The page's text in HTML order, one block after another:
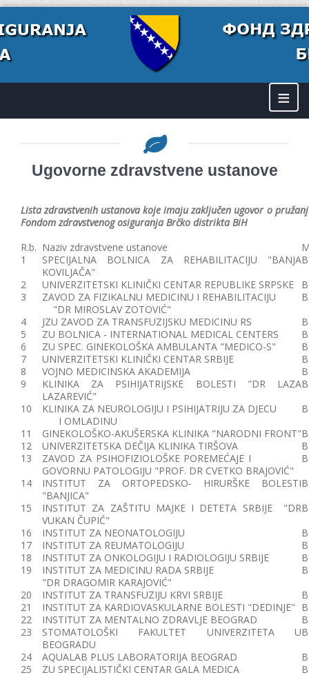
≡
Ugovorne zdravstvene ustanove
Lista zdravstvenih ustanova koje imaju zaključen ugovor o
Fondom zdravstvenog osiguranja Brčko distrikta BiH
R.b. Naziv zdravstvene ustanove
1
SPECIJALNA BOLNICA ZA REHABILITACIJU "BANJA
KOVILJAČA"
2
UNIVERZITETSKI KLINIČKI CENTAR REPUBLIKE SRPSKE
3
ZAVOD ZA FIZIKALNU MEDICINU I REHABILITACIJU
"DR MIROSLAV ZOTOVIĆ"
4
JZU ZAVOD ZA TRANSFUZIJSKU MEDICINU RS
5
ZU BOLNICA - INTERNATIONAL MEDICAL CENTERS
6
ZU SPEC. GINEKOLOŠKA AMBULANTA "MEDICO-S"
7
UNIVERZITETSKI KLINIČKI CENTAR SRBIJE
8
VOJNO MEDICINSKA AKADEMIJA
9
KLINIKA ZA PSIHIJATRIJSKE BOLESTI "DR LAZA
LAZAREVIĆ"
10
KLINIKA ZA NEUROLOGIJU I PSIHIJATRIJU ZA DJECU
I OMLADINU
11
GINEKOLOŠKO-AKUŠERSKA KLINIKA "NARODNI FRONT"
12
UNIVERZITETSKA DEČIJA KLINIKA TIRŠOVA
13
ZAVOD ZA PSIHOFIZIOLOŠKE POREMEĆAJE I
GOVORNU PATOLOGIJU "PROF. DR CVETKO BRAJOVIĆ"
14
INSTITUT ZA ORTOPEDSKO- HIRURŠKE BOLESTI
"BANJICA"
15
INSTITUT ZA ZAŠTITU MAJKE I DETETA SRBIJE "DR
VUKAN ČUPIĆ"
16
INSTITUT ZA NEONATOLOGIJU
17
INSTITUT ZA REUMATOLOGIJU
18
INSTITUT ZA ONKOLOGIJU I RADIOLOGIJU SRBIJE
19
INSTITUT ZA MEDICINU RADA SRBIJE
"DR DRAGOMIR KARAJOVIĆ"
20
INSTITUT ZA TRANSFUZIJU KRVI SRBIJE
21
INSTITUT ZA KARDIOVASKULARNE BOLESTI "DEDINJE"
22
INSTITUT ZA MENTALNO ZDRAVLJE BEOGRAD
23
STOMATOLOŠKI FAKULTET UNIVERZITETA U
BEOGRADU
24
AQUALAB PLUS LABORATORIJA BEOGRAD
25
ZU SPECIJALISTIČKI CENTAR GALA MEDICA